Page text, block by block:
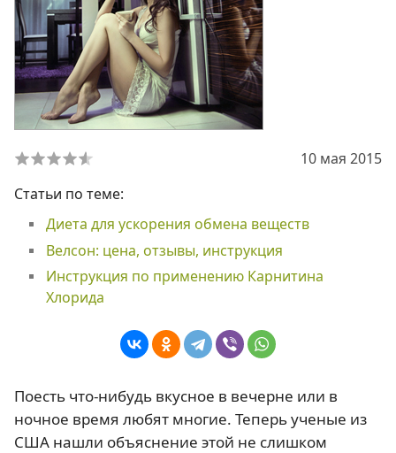
10 мая 2015
Статьи по теме:
Диета для ускорения обмена веществ
Велсон: цена, отзывы, инструкция
Инструкция по применению Карнитина
Хлорида
Поесть что-нибудь вкусное в вечерне или в
ночное время любят многие. Теперь ученые из
США нашли объяснение этой не слишком